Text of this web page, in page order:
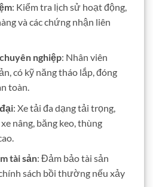
: Kiểm tra lịch sử hoạt động,
và các chứng nhận liên
nghiệp: Nhân viên
có kỹ năng tháo lắp, đóng
toàn.
: Xe tải đa dạng tải trọng,
nâng, băng keo, thùng
tài sản: Đảm bảo tài sản
sách bồi thường nếu xảy